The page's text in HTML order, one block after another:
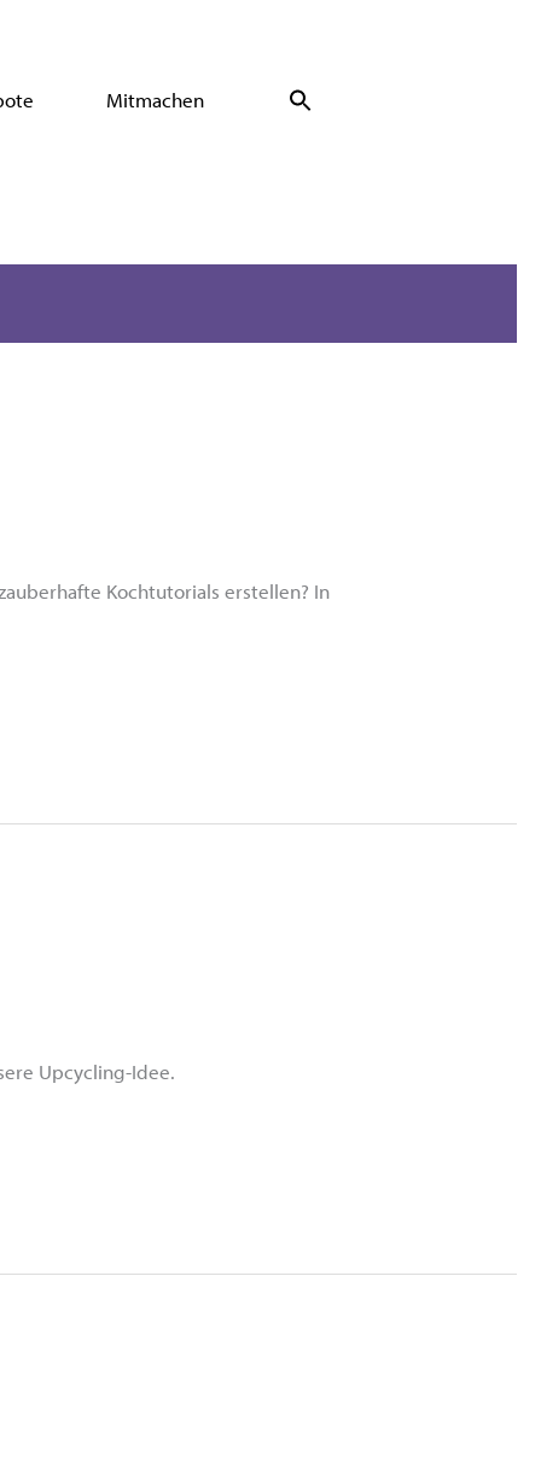
Mitmachen
Kochtutorials erstellen? In
Upcycling-Idee.